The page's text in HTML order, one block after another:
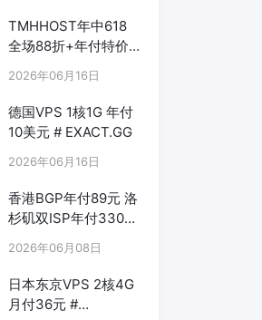
TMHHOST年中618
全场88折+年付特价
2026年06月16日
德国VPS 1核1G 年付
10美元 # EXACT.GG
2026年06月16日
香港BGP年付89元 洛
杉矶双ISP年付330元
2026年06月08日
日本东京VPS 2核4G
月付36元 #